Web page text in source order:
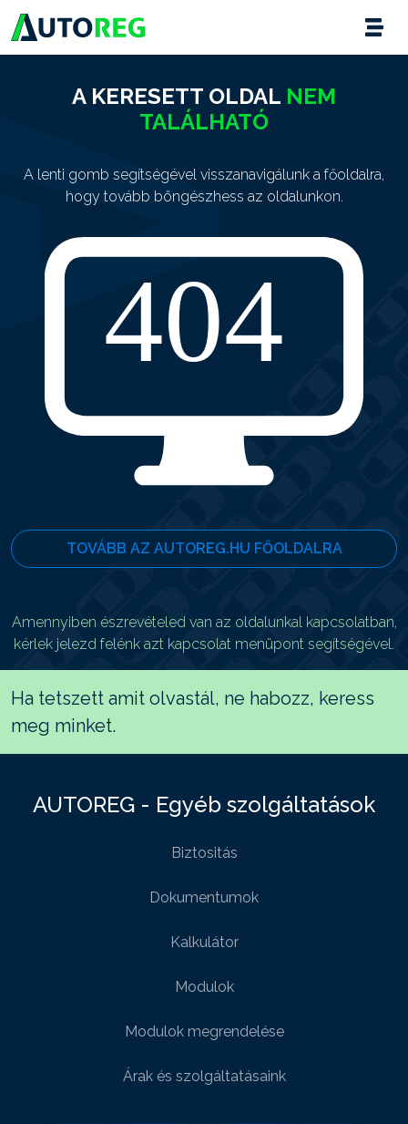
A KERESETT OLDAL NEM
TALÁLHATÓ
A lenti gomb segítségével visszanavigálunk a főoldalra,
hogy tovább böngészhess az oldalunkon.
TOVÁBB AZ AUTOREG.HU FŐOLDALRA
Amennyiben észrevételed van az oldalunkal kapcsolatban,
kérlek jelezd felénk azt kapcsolat menüpont segítségével.
Ha tetszett amit olvastál, ne habozz, keress
meg minket.
AUTOREG - Egyéb szolgáltatások
Biztositás
Dokumentumok
Kalkulátor
Modulok
Modulok megrendelése
Árak és szolgáltatásaink